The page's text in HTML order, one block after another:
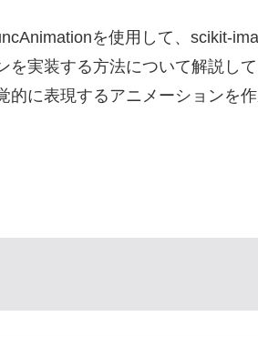
を使用して、scikit-
を実装する方法について解説し
的に表現するアニメーションを